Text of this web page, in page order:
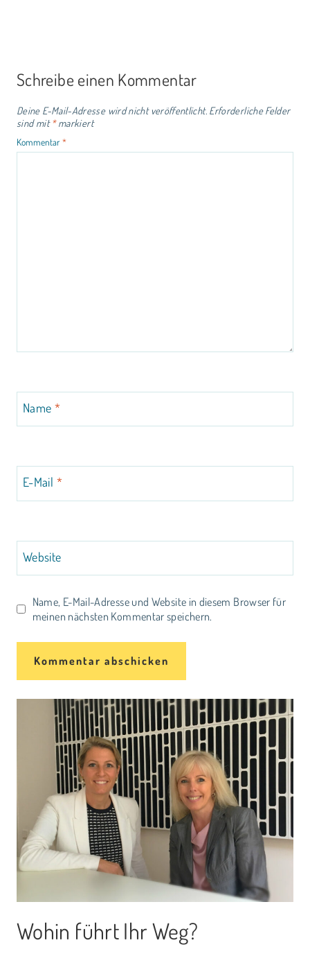
Schreibe einen Kommentar
Deine E-Mail-Adresse wird nicht veröffentlicht. Erforderliche Felder
sind mit*markiert
Kommentar*
Name *
E-Mail *
Website
Name, E-Mail-Adresse und Website in diesem Browser für
meinen nächsten Kommentar speichern.
Wohin führt Ihr Weg?